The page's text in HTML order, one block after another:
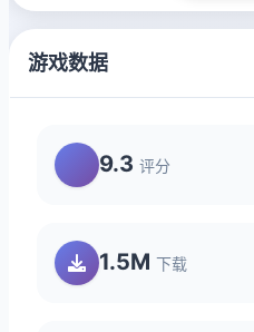
游戏数据
9.3 评分
1.5M 下载